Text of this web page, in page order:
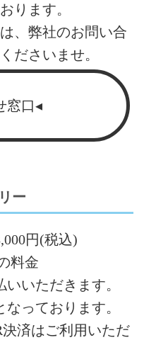
ります。
、弊社のお問い合
ださいませ。
窓口◂
ー
円(税込)
料金
いただきます。
っております。
済はご利用いただ